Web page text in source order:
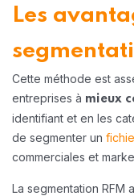
Les
Cette méthode est
entreprises à mieux
identifiant et en les
de segmenter un
commerciales et
La segmentation